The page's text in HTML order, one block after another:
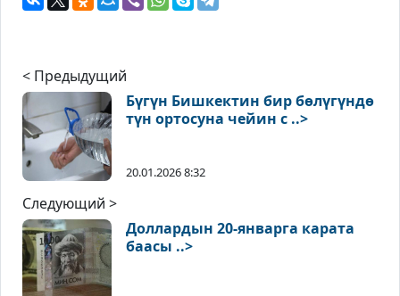
< Предыдущий
Бүгүн Бишкектин бир бөлүгүндө
түн ортосуна чейин с ..>
20.01.2026 8:32
Следующий >
Доллардын 20-январга карата
баасы ..>